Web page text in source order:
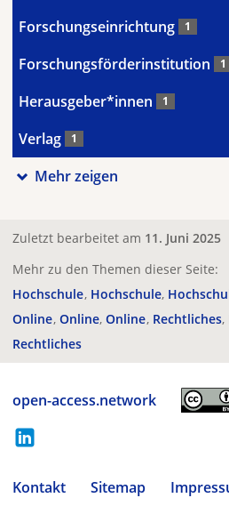
Forschungseinrichtung 1
Forschungsförderinstitution 1
Herausgeber*innen 1
Verlag 1
Mehr zeigen
Zuletzt bearbeitet am 11. Juni 2025
Mehr zu den Themen dieser Seite:
Hochschule Hochschule
Online Online Online Rechtliches
Rechtliches
open-access.network
Kontakt Sitemap